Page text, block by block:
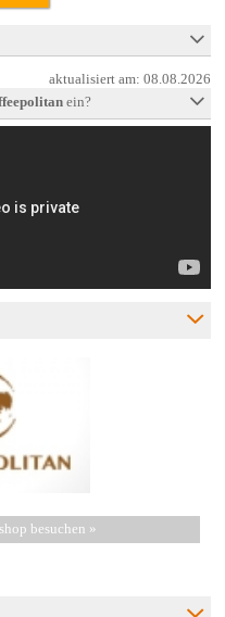
aktualisiert am:08.08.2026
ein?
besuchen »